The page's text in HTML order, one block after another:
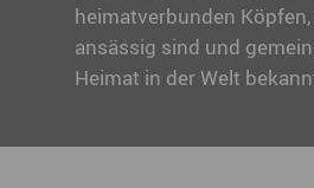
heimatverbunden
ansässig sind und
Heimat in der Welt